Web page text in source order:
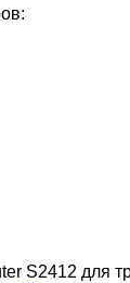
S2412 для